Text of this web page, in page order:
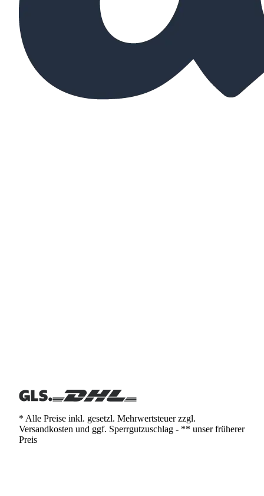
* Alle Preise inkl. gesetzl. Mehrwertsteuer zzgl.
Versandkosten und ggf. Sperrgutzuschlag - ** unser früherer
Preis